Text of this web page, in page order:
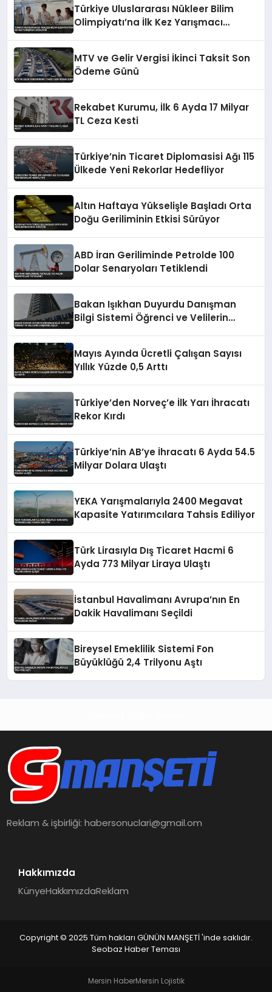
Türkiye Uluslararası Nükleer Bilim
Olimpiyatı’na İlk Kez Yarışmacı
MTV ve Gelir Vergisi İkinci Taksit Son
Ödeme Günü
Rekabet Kurumu, İlk 6 Ayda 17 Milyar
TL Ceza Kesti
Türkiye’nin Ticaret Diplomasisi Ağı 115
Ülkede Yeni Rekorlar Hedefliyor
Altın Haftaya Yükselişle Başladı Orta
Doğu Geriliminin Etkisi Sürüyor
ABD İran Geriliminde Petrolde 100
Dolar Senaryoları Tetiklendi
Bakan Işıkhan Duyurdu Danışman
Bilgi Sistemi Öğrenci ve Velilerin
Mayıs Ayında Ücretli Çalışan Sayısı
Yıllık Yüzde 0,5 Arttı
Türkiye’den Norveç’e İlk Yarı İhracatı
Rekor Kırdı
Türkiye’nin AB’ye İhracatı 6 Ayda 54.5
Milyar Dolara Ulaştı
YEKA Yarışmalarıyla 2400 Megavat
Kapasite Yatırımcılara Tahsis Ediliyor
Türk Lirasıyla Dış Ticaret Hacmi 6
Ayda 773 Milyar Liraya Ulaştı
İstanbul Havalimanı Avrupa’nın En
Dakik Havalimanı Seçildi
Bireysel Emeklilik Sistemi Fon
Büyüklüğü 2,4 Trilyonu Aştı
Reklam & işbirliği:habersonuclari@gmail.om
Hakkımızda
KünyeHakkımızdaReklam
Copyright © 2025 Tüm hakları GÜNÜN MANŞETİ 'inde saklıdır.
Seobaz Haber Teması
Mersin HaberMersin Lojistik